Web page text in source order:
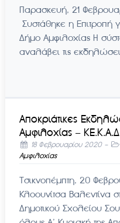
Παρασκευή, 21
Συστάθηκε η Επιτροπή
Δήμο Αμφιλοχίας Η
αναλάβει τις
Αποκριάτικες
Αμφιλοχίας –
18 Φεβρουαρίου 2020-
Αμφιλοχίας
Τσικνοπέμπτη, 20
Κλοουνίτσα Βαλεντίνα
Δημοτικού Σχολείου